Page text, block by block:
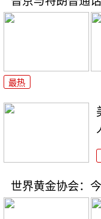
最热
世界黄金协会：